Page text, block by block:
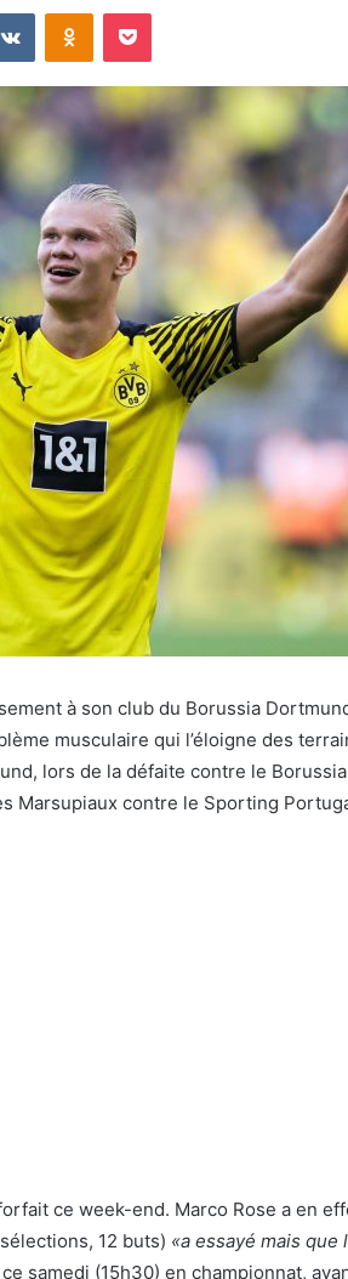
VKontakteOdnoklassniki
Pocket
à son club du Borussia
musculaire qui l’éloigne des
lors de la défaite contre le
Marsupiaux contre le Sporting
ce week-end. Marco Rose a en
12 buts) «a essayé mais
samedi (15h30) en championnat,